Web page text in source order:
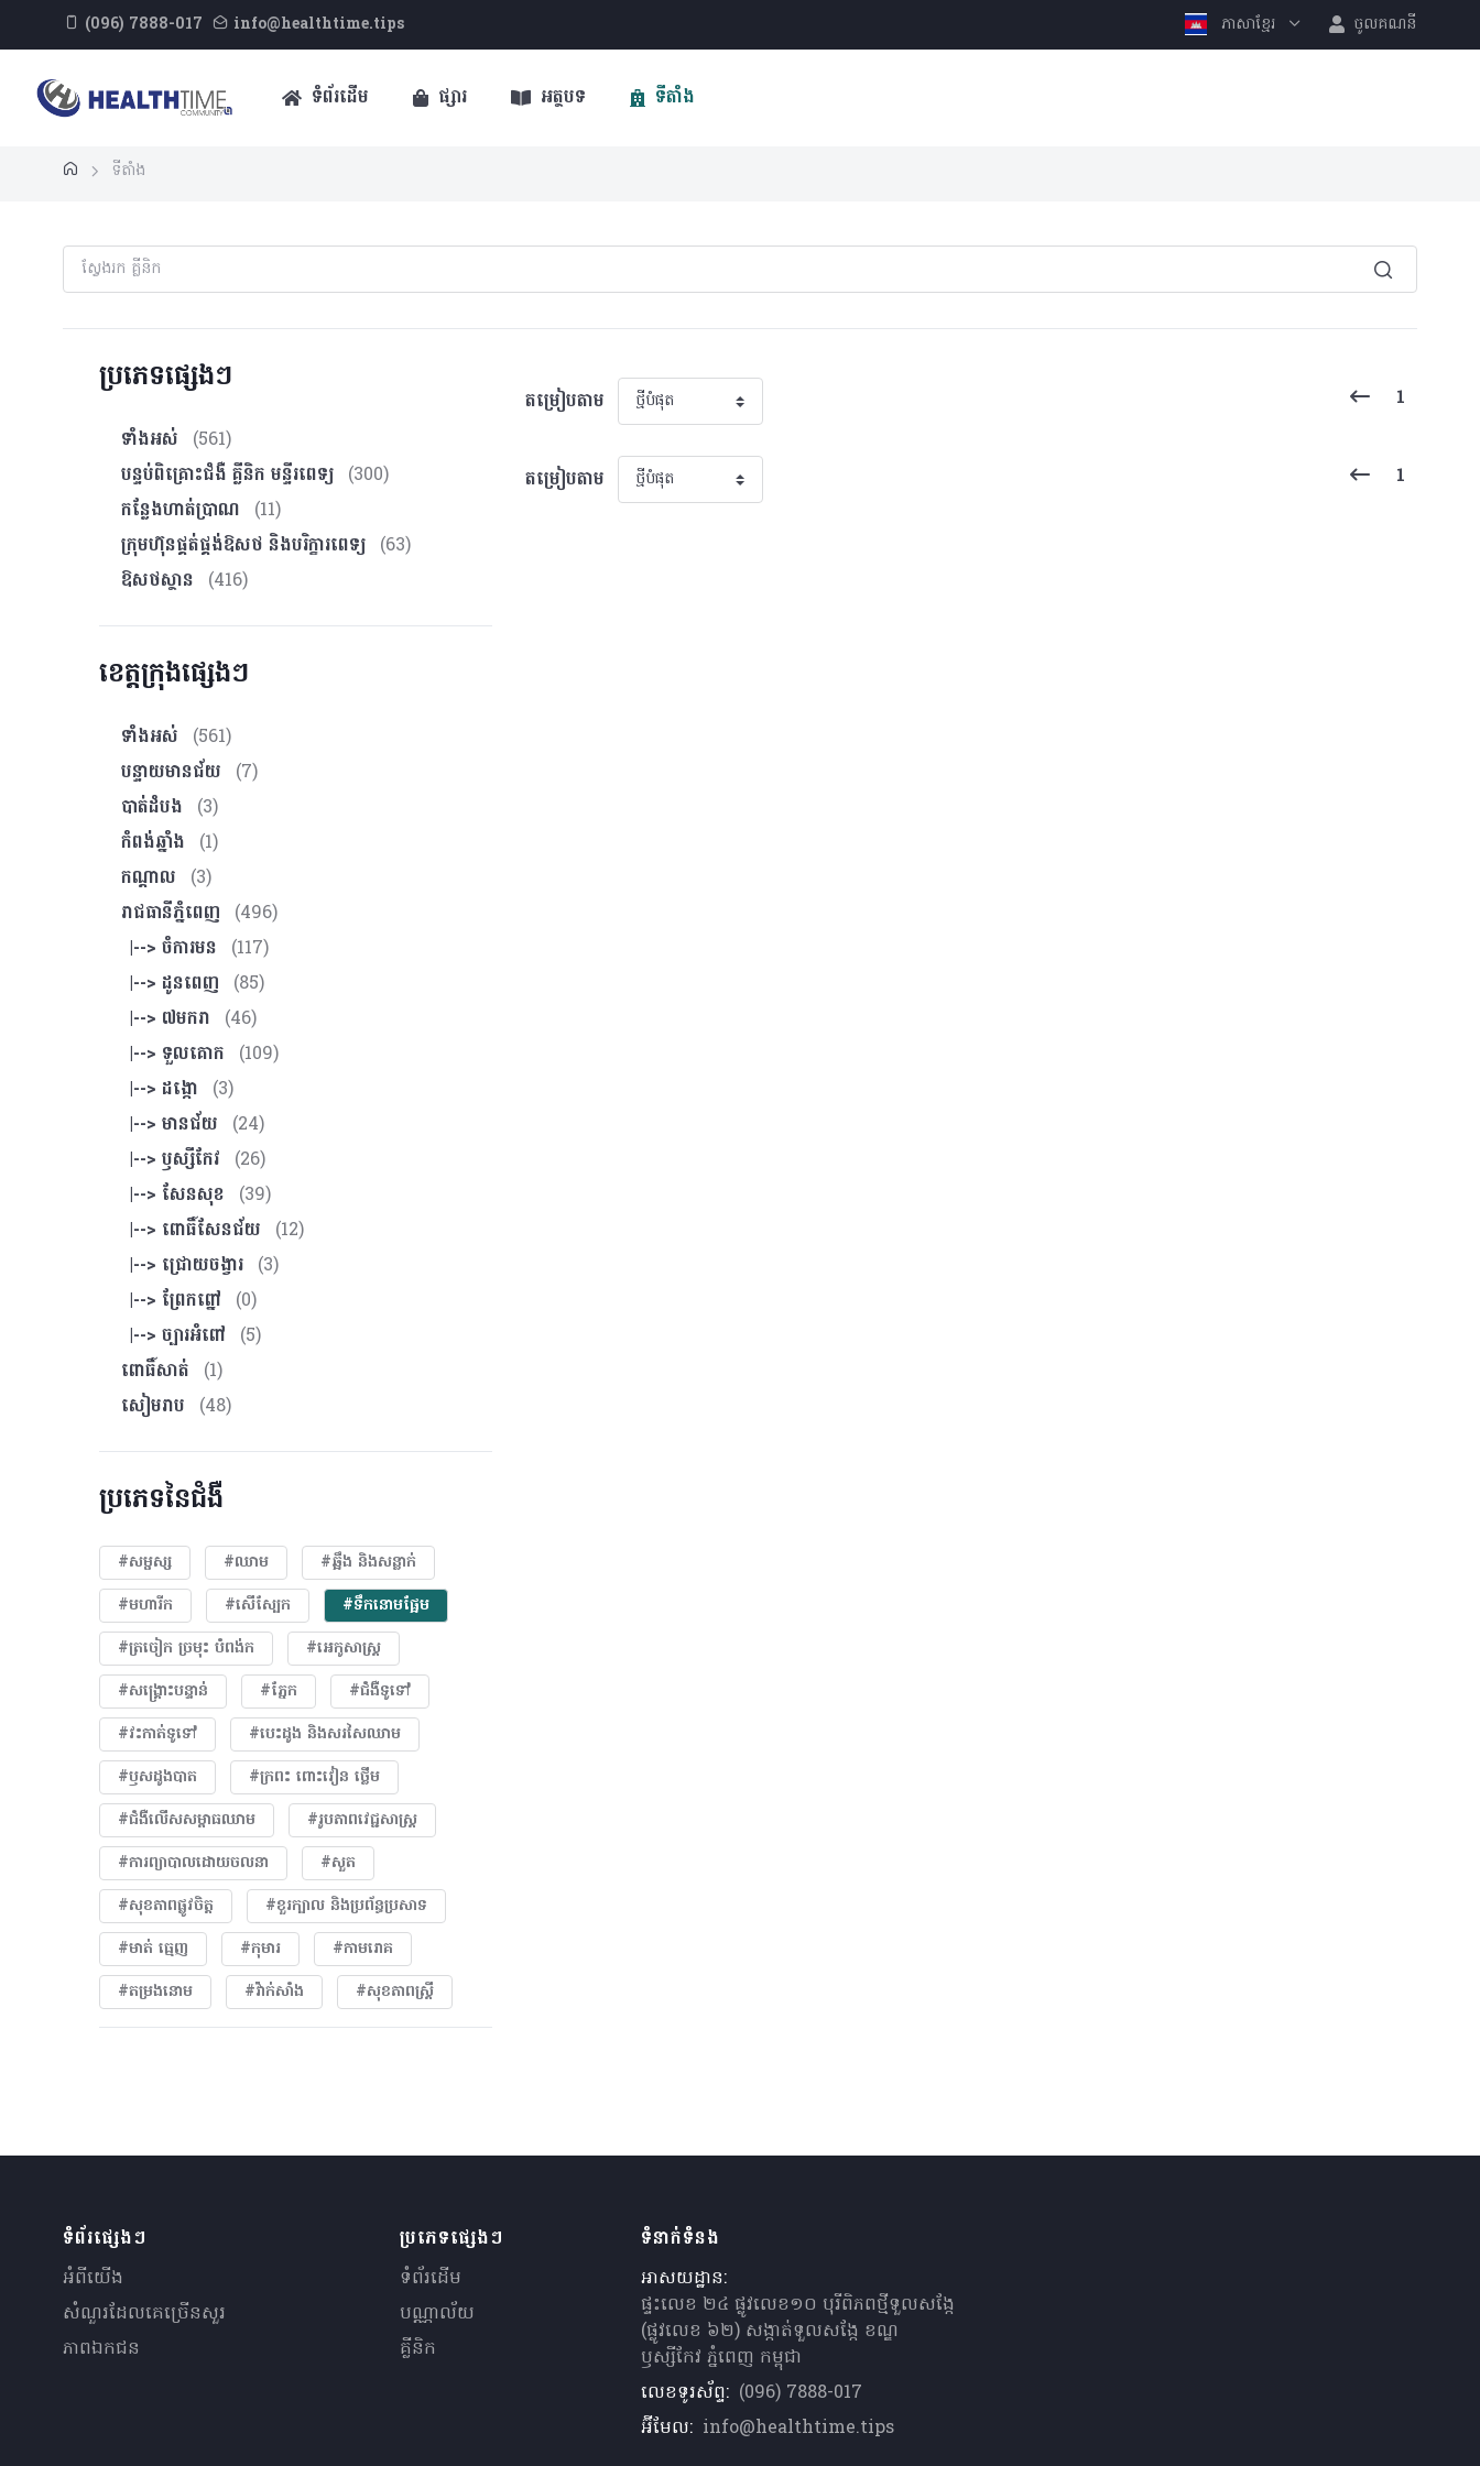
(096) 7888-017 info@healthtime.tips ភាសាខ្មែរ ចូលគណនី
ទំព័រដើម ផ្សារ អត្ថបទ ទីតាំង
ទីតាំង
ប្រភេទផ្សេងៗ
ទាំងអស់
(561)
បន្ទប់ពិគ្រោះ​ជំងឺ គ្លីនិក មន្ទីរពេទ្យ (300)
កន្លែងហាត់ប្រាណ
(11)
ក្រុមហ៊ុនផ្គត់ផ្គង់ឱសថ និងបរិក្ខារពេទ្យ (63)
ឱសថស្ថាន
(416)
ខេត្តក្រុងផ្សេងៗ
ទាំងអស់
(561)
បន្ទាយមានជ័យ
(7)
បាត់ដំបង
(3)
កំពង់ឆ្នាំង
(1)
កណ្ដាល
(3)
រាជធានីភ្នំពេញ
(496)
|--> ចំការមន
(117)
|--> ដូនពេញ
(85)
|--> ៧មករា
(46)
|--> ទួលគោក
(109)
|--> ដង្កោ
(3)
|--> មានជ័យ
(24)
|--> ឫស្សីកែវ
(26)
|--> សែនសុខ
(39)
|--> ពោធិ៍សែនជ័យ
(12)
|--> ជ្រោយចង្វារ (3)
|--> ព្រែកព្នៅ
(0)
|--> ច្បារអំពៅ
(5)
ពោធិ៍សាត់
(1)
សៀមរាប
(48)
ប្រភេទនៃជំងឺ
#សម្ផស្ស #ឈាម
#ឆ្អឹង និងសន្លាក់
#មហារីក​
#សើស្បែក
#ទឹកនោមផ្អែម
#ត្រចៀក ច្រមុះ បំពង់ក
#អេកូសាស្រ្ត
#សង្គ្រោះបន្ទាន់
#ភ្នែក​
#ជំងឺទូទៅ
#វះកាត់ទូទៅ
#បេះដូង​ និងសរសៃឈាម
#ឫសដូងបាត
#ក្រពះ ពោះវៀន ថ្លើម
#ជំងឺលើសសម្ពាធឈាម
#​រូបភាពវេជ្ជសាស្រ្ត
#ការព្យាបាលដោយ​ចលនា
#សួត
#សុខភាពផ្លូវចិត្ត
#ខួរក្បាល និងប្រព័ន្ធប្រសាទ
#មាត់ ធ្មេញ
#កុមារ
#កាមរោគ
#តម្រងនោម
#វ៉ាក់សាំង #សុខភាពស្រ្តី
តម្រៀបតាម 1
តម្រៀបតាម 1
ទំព័រផ្សេងៗ
អំពីយើង
សំណួរ​ដែលគេ​ច្រើន​សួរ
ភាពឯកជន
ប្រភេទផ្សេងៗ
ទំព័រដើម
បណ្ណាល័យ
គ្លីនិក
ទំនាក់ទំនង
អាសយដ្ឋាន:
ផ្ទះលេខ ២៤ ផ្លូវលេខ១០ បុរីពិភពថ្មីទួលសង្កែ
(ផ្លូវលេខ ៦២) សង្កាត់ទួលសង្កែ ខណ្ឌ
ឫស្សីកែវ ភ្នំពេញ កម្ពុជា
លេខទូរស័ព្ទ: (096) 7888-017
អ៊ីមែល: info@healthtime.tips